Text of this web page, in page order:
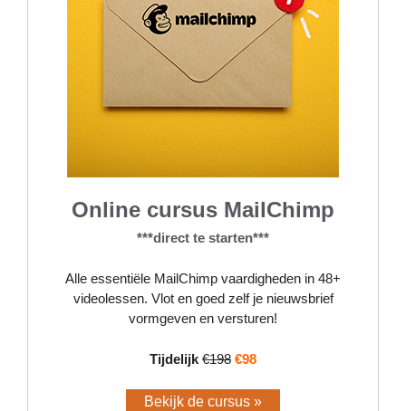
Online cursus MailChimp
***direct te starten***
Alle essentiële MailChimp vaardigheden in 48+
videolessen. Vlot en goed zelf je nieuwsbrief
vormgeven en versturen!
Tijdelijk €198 €98
Bekijk de cursus »